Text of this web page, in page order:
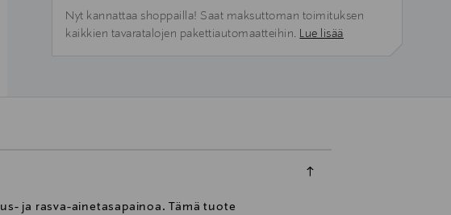
Nyt kannattaa shoppailla! Saat maksuttoman toimituksen
kaikkien tavaratalojen pakettiautomaatteihin. Lue lisää
ja rasva-ainetasapainoa. Tämä tuote